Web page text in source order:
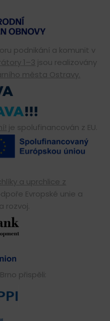
podnikání a komunit v
1–3 jsou realizovány
města Ostravy.
je spolufinancován z EU.
a uprchlice z
Evropské unie a
rozvoj.
přispěli: